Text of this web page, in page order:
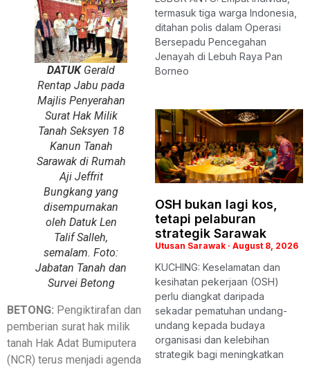
DATUKGerald
Rentap Jabu pada
Majlis Penyerahan
Surat Hak Milik
Tanah Seksyen 18
Kanun Tanah
Sarawak di Rumah
Aji Jeffrit
Bungkang yang
disempurnakan
oleh Datuk Len
Talif Salleh,
semalam. Foto:
Jabatan Tanah dan
Survei Betong
BETONG: Pengiktirafan dan
pemberian surat hak milik
tanah Hak Adat Bumiputera
(NCR) terus menjadi agenda
termasuk tiga warga Indonesia,
ditahan polis dalam Operasi
Bersepadu Pencegahan
Jenayah di Lebuh Raya Pan
Borneo
OSH bukan lagi kos,
tetapi pelaburan
strategik Sarawak
Utusan Sarawak August 8, 2026
KUCHING: Keselamatan dan
kesihatan pekerjaan (OSH)
perlu diangkat daripada
sekadar pematuhan undang-
undang kepada budaya
organisasi dan kelebihan
strategik bagi meningkatkan